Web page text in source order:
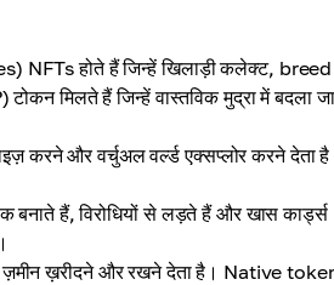
NFTs होते हैं जिन्हें खिलाड़ी कलेक्ट,
मिलते हैं जिन्हें वास्तविक मुद्रा में बदला जा
करने और वर्चुअल वर्ल्ड एक्सप्लोर करने देता
हैं, विरोधियों से लड़ते हैं और खास कार्ड्स
ख़रीदने और रखने देता है। Native